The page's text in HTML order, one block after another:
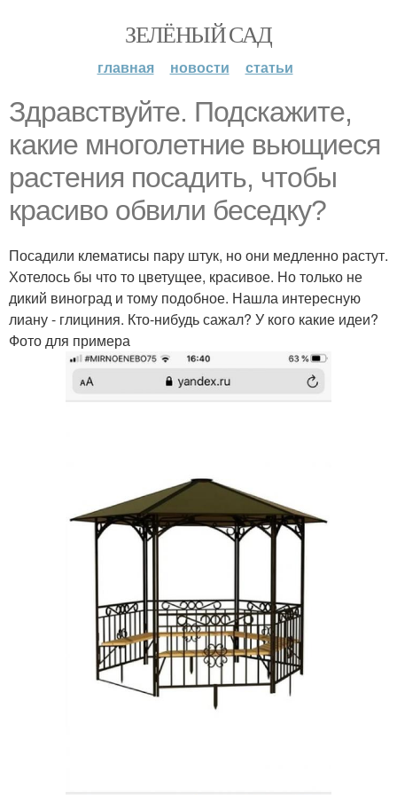
ЗЕЛЁНЫЙ САД
главная новости статьи
Здравствуйте. Подскажите,
какие многолетние вьющиеся
растения посадить, чтобы
красиво обвили беседку?
Посадили клематисы пару штук, но они медленно растут.
Хотелось бы что то цветущее, красивое. Но только не
дикий виноград и тому подобное. Нашла интересную
лиану - глициния. Кто-нибудь сажал? У кого какие идеи?
Фото для примера